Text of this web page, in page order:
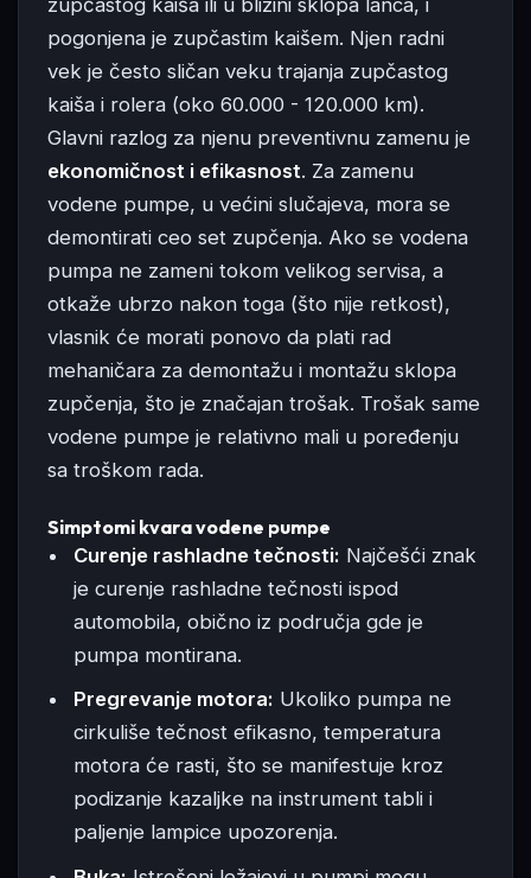
pogonjena je zupčastim kaišem. Njen radni
vek je često sličan veku trajanja zupčastog
kaiša i rolera (oko 60.000 - 120.000 km).
Glavni razlog za njenu preventivnu zamenu je
ekonomičnost i efikasnost. Za zamenu
vodene pumpe, u većini slučajeva, mora se
demontirati ceo set zupčenja. Ako se vodena
pumpa ne zameni tokom velikog servisa, a
otkaže ubrzo nakon toga (što nije retkost),
vlasnik će morati ponovo da plati rad
mehaničara za demontažu i montažu sklopa
zupčenja, što je značajan trošak. Trošak same
vodene pumpe je relativno mali u poređenju
sa troškom rada.
Simptomi kvara vodene pumpe
Curenje rashladne tečnosti: Najčešći znak
je curenje rashladne tečnosti ispod
automobila, obično iz područja gde je
pumpa montirana.
Pregrevanje motora: Ukoliko pumpa ne
cirkuliše tečnost efikasno, temperatura
motora će rasti, što se manifestuje kroz
podizanje kazaljke na instrument tabli i
paljenje lampice upozorenja.